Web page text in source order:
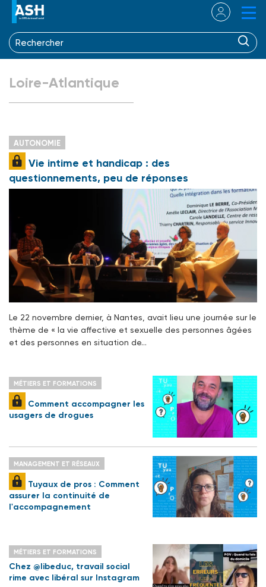
Loire-Atlantique
AUTONOMIE
Vie intime et handicap : des
questionnements, peu de réponses
Le 22 novembre dernier, à Nantes, avait lieu une journée sur le
thème de « la vie affective et sexuelle des personnes âgées
et des personnes en situation de…
MÉTIERS ET FORMATIONS
Comment accompagner les
usagers de drogues
MANAGEMENT ET RÉSEAUX
Tuyaux de pros : Comment
assurer la continuité de
l'accompagnement
MÉTIERS ET FORMATIONS
Chez @libeduc, travail social
rime avec libéral sur Instagram